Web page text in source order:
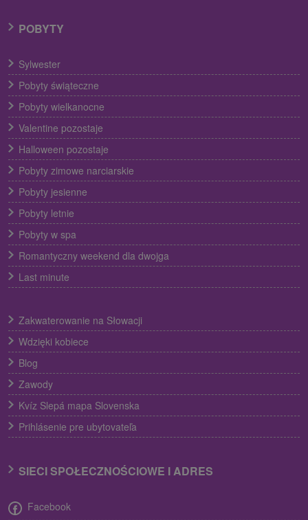
POBYTY
Sylwester
Pobyty świąteczne
Pobyty wielkanocne
Valentine pozostaje
Halloween pozostaje
Pobyty zimowe narciarskie
Pobyty jesienne
Pobyty letnie
Pobyty w spa
Romantyczny weekend dla dwojga
Last minute
Zakwaterowanie na Słowacji
Wdzięki kobiece
Blog
Zawody
Kvíz Slepá mapa Slovenska
Prihlásenie pre ubytovateľa
SIECI SPOŁECZNOŚCIOWE I ADRES
Facebook